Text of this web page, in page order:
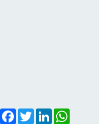
FacebookTwitterLinkedIn